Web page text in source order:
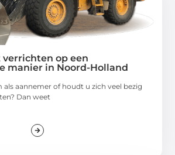
verrichten op een
manier in Noord-Holland
als aannemer of houdt u zich veel bezig
Dan weet